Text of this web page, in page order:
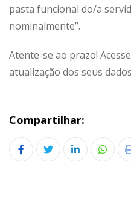
pasta funcional do/a
nominalmente”.
Atente-se ao prazo!
atualização dos seus
Compartilhar:
LinkedIn